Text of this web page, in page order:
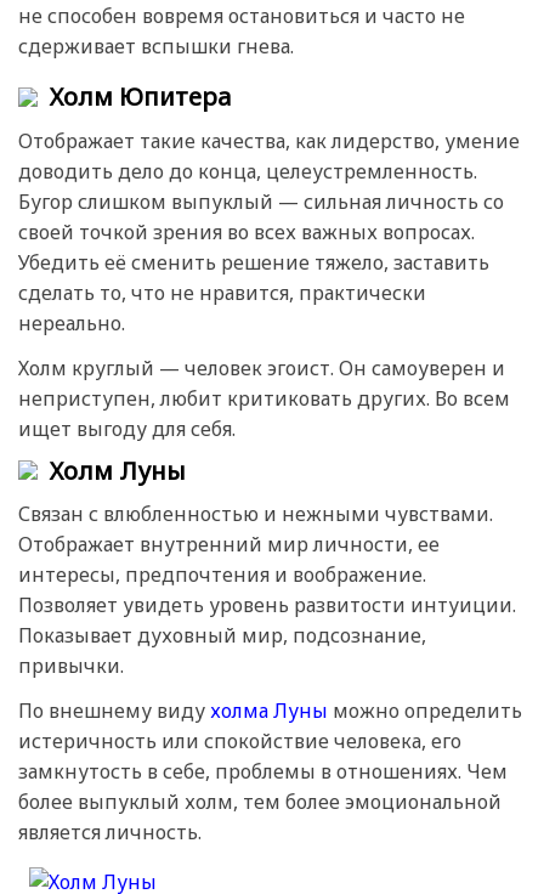
не способен вовремя остановиться и часто не
сдерживает вспышки гнева.
Холм Юпитера
Отображает такие качества, как лидерство, умение
доводить дело до конца, целеустремленность.
Бугор слишком выпуклый — сильная личность со
своей точкой зрения во всех важных вопросах.
Убедить её сменить решение тяжело, заставить
сделать то, что не нравится, практически
нереально.
Холм круглый — человек эгоист. Он самоуверен и
неприступен, любит критиковать других. Во всем
ищет выгоду для себя.
Холм Луны
Связан с влюбленностью и нежными чувствами.
Отображает внутренний мир личности, ее
интересы, предпочтения и воображение.
Позволяет увидеть уровень развитости интуиции.
Показывает духовный мир, подсознание,
привычки.
По внешнему видухолма Луны можно определить
истеричность или спокойствие человека, его
замкнутость в себе, проблемы в отношениях. Чем
более выпуклый холм, тем более эмоциональной
является личность.